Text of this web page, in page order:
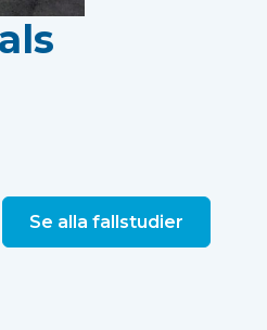
Se alla fallstudier